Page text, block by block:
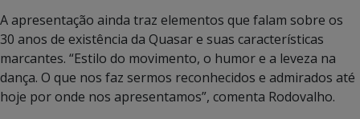
A apresentação ainda traz elementos que falam sobre os
30 anos de existência da Quasar e suas características
marcantes. “Estilo do movimento, o humor e a leveza na
dança. O que nos faz sermos reconhecidos e admirados até
hoje por onde nos apresentamos”, comenta Rodovalho.